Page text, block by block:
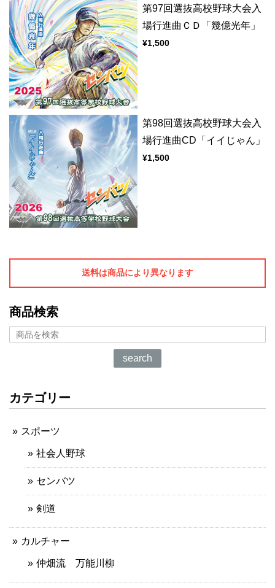
第97回選抜高校野球大会入
場行進曲ＣＤ「幾億光年」
¥1,500
第98回選抜高校野球大会入
場行進曲CD「イイじゃん」
¥1,500
送料は商品により異なります
商品検索
search
カテゴリー
スポーツ
社会人野球
センバツ
剣道
カルチャー
仲畑流 万能川柳